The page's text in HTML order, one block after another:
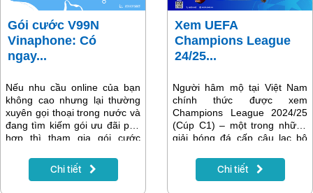
Gói cước V99N
Vinaphone: Có
ngay...
Nếu nhu cầu online của bạn
không cao nhưng lại thường
xuyên gọi thoại trong nước và
đang tìm kiếm gói ưu đãi phù
hợp thì tham gia gói cước
siêu tiết kiệm. Sở hữu gói dịch
vụ này, quý khách sẽ nhận
Chi tiết
Xem UEFA
Champions League
24/25...
Người hâm mộ tại Việt Nam
chính thức được xem
Champions League 2024/25
(Cúp C1) – một trong những
giải bóng đá cấp câu lạc bộ
UEFA trên hệ thống dịch vụ
MyTV của tập đoàn VNPT.
Chi tiết